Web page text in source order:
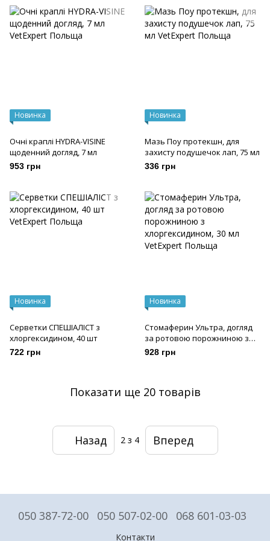
Новинка
Очні краплі HYDRA-VISINE
щоденний догляд, 7 мл
953 грн
Новинка
Мазь Поу протекшн, для
захисту подушечок лап, 75 мл
336 грн
Новинка
Серветки СПЕШІАЛІСТ з
хлоргексидином, 40 шт
722 грн
Новинка
Стомаферин Ультра, догляд
за ротовою порожниною з
хлоргексидином, 30 мл
928 грн
Показати ще 20 товарів
Назад 2з 4 Вперед
050 387-72-00 050 507-02-00 068 601-03-03
Контакти